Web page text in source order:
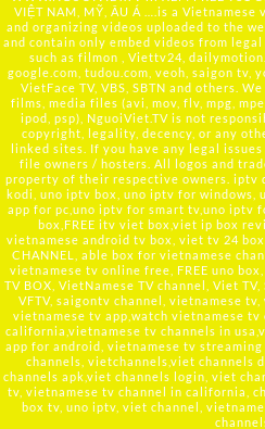
VIỆT NAM, MỸ, ÂU Á ….is a
and organizing videos uploaded to the
and contain only embed videos from
such as filmon , Viettv24,
google.com, tudou.com, veoh, saigon tv,
VietFace TV, VBS, SBTN and others.
films, media files (avi, mov, flv, mpg,
ipod, psp), NguoiViet.TV is not
copyright, legality, decency, or any
linked sites. If you have any legal
file owners / hosters. All logos and
property of their respective owners. iptv
kodi, uno iptv box, uno iptv for windows,
app for pc,uno iptv for smart tv,uno iptv
box,FREE itv viet box,viet ip box
vietnamese android tv box, viet tv 24 box,
CHANNEL, able box for vietnamese
vietnamese tv online free, FREE uno
TV BOX, VietNamese TV channel, Viet TV,
VFTV, saigontv channel, vietnamese
vietnamese tv app,watch vietnamese
california,vietnamese tv channels in
app for android, vietnamese tv
channels, vietchannels,viet channels
channels apk,viet channels login, viet
tv, vietnamese tv channel in california,
box tv, uno iptv, viet channel,